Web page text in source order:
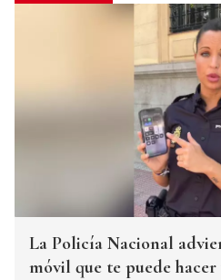
La Policía Nacional
móvil que te puede